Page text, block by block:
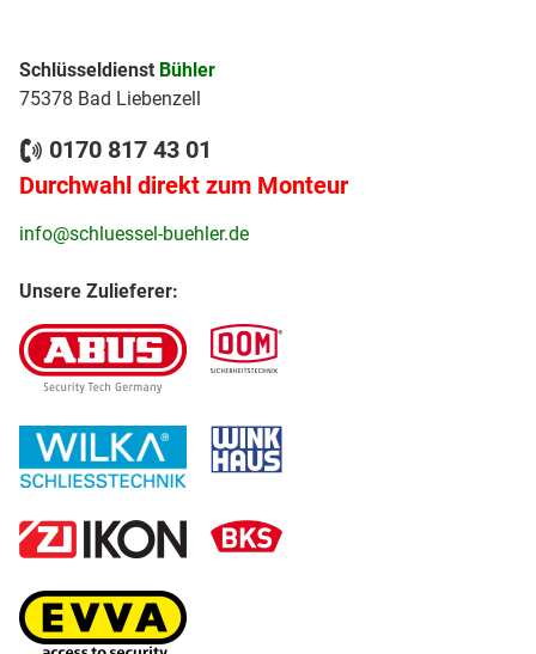
Schlüsseldienst Bühler
75378 Bad Liebenzell
0170 817 43 01
Durchwahl direkt zum Monteur
info@schluessel-buehler.de
Unsere Zulieferer: